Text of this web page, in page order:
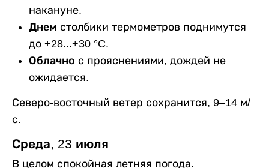
накануне.
Днем столбики термометров поднимутся
до +28...+30 °C.
Облачно с прояснениями, дождей не
ожидается.
Северо-восточный ветер сохранится, 9–14 м/
с.
Среда, 23 июля
В целом спокойная летняя погода.